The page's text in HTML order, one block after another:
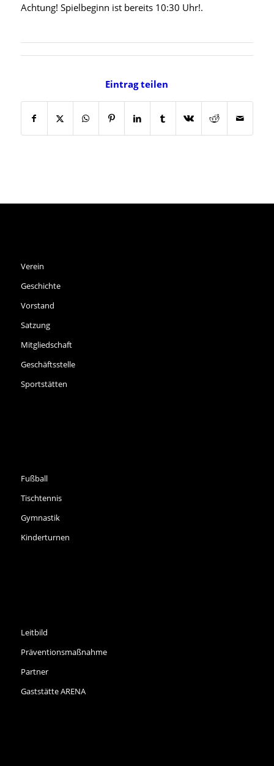
Achtung! Spielbeginn ist bereits 10:30 Uhr!.
Eintrag teilen
Verein
Geschichte
Vorstand
Satzung
Mitgliedschaft
Geschäftsstelle
Sportstätten
Fußball
Tischtennis
Gymnastik
Kinderturnen
Leitbild
Präventionsmaßnahme
Partner
Gaststätte ARENA